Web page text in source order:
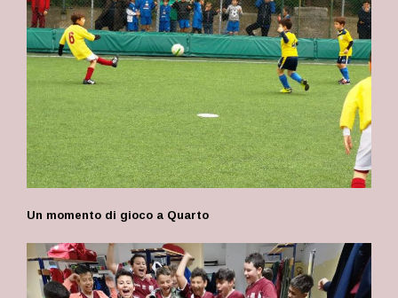
Un momento di gioco a Quarto